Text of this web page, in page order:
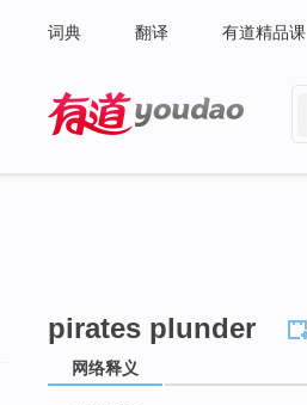
词典 翻译 有道精品课
pirates plunder
网络释义